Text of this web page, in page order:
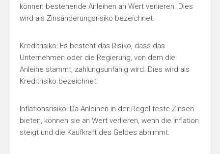
können bestehende Anleihen an Wert verlieren. Dies
wird als Zinsänderungsrisiko bezeichnet.
Kreditrisiko: Es besteht das Risiko, dass das
Unternehmen oder die Regierung, von dem die
Anleihe stammt, zahlungsunfähig wird. Dies wird als
Kreditrisiko bezeichnet.
Inflationsrisiko: Da Anleihen in der Regel feste Zinsen
bieten, können sie an Wert verlieren, wenn die Inflation
steigt und die Kaufkraft des Geldes abnimmt.